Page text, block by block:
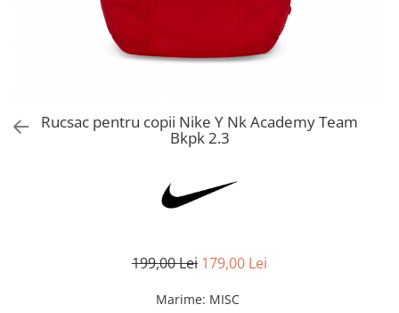
Bluze fotbal copii
Pantaloni lungi fotbal copii
Geci si veste fotbal copii
Sorturi fotbal femei
Rucsac pentru copii Nike Y Nk Academy Team
Bkpk 2.3
199,00 Lei 179,00 Lei
Marime: MISC